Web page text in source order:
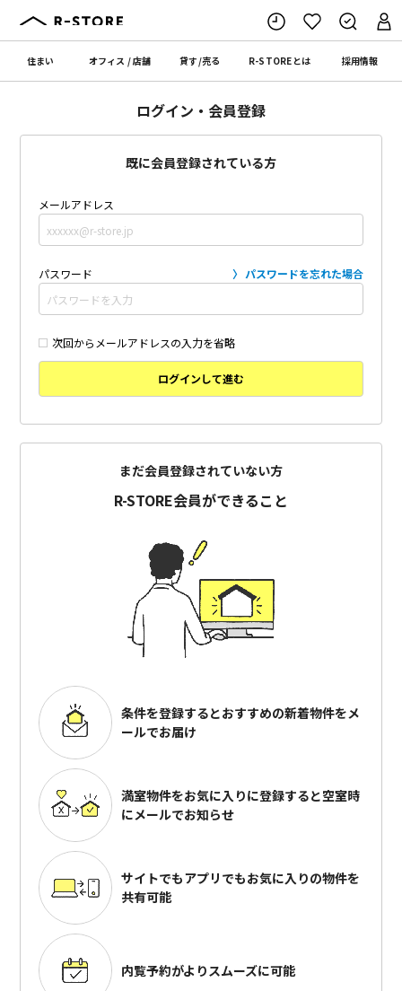
住まい オフィス /店舗 貸す/売る R-STOREとは 採用情報
ログイン・会員登録
既に会員登録されている方
メールアドレス
パスワード パスワードを忘れた場合
次回からメールアドレスの入力を省略
ログインして進む
まだ会員登録されていない方
R-STORE会員ができること
条件を登録するとおすすめの新着物件をメ
ールでお届け
満室物件をお気に入りに登録すると空室時
にメールでお知らせ
サイトでもアプリでもお気に入りの物件を
共有可能
内覧予約がよりスムーズに可能